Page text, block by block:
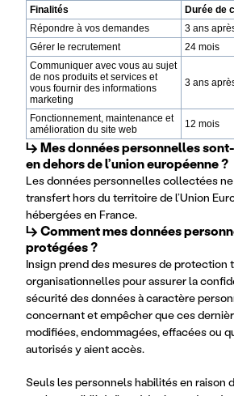
Finalités
Durée de
Répondre à vos demandes
3 ans
Gérer le recrutement
24 mois
Communiquer avec vous au sujet
de nos produits et services et
vous fournir des informations
marketing
3 ans
Fonctionnement, maintenance et
amélioration du site web
12 mois
↳ Mes données personnelles
en dehors de l’union européenne ?
Les données personnelles collectées ne
transfert hors du territoire de l’Union
hébergées en France.
↳ Comment mes données
protégées ?
Insign prend des mesures de protection
organisationnelles pour assurer la
sécurité des données à caractère
concernant et empêcher que ces
modifiées, endommagées, effacées ou
autorisés y aient accès.
Seuls les personnels habilités en raison